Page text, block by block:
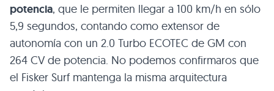
potencia, que le permiten llegar a 100 km/h en sólo
5,9 segundos, contando como extensor de
autonomía con un 2.0 Turbo ECOTEC de GM con
264 CV de potencia. No podemos confirmaros que
el Fisker Surf mantenga la misma arquitectura